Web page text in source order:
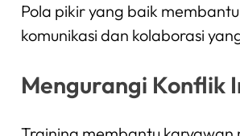
Pola pikir yang baik
komunikasi dan kolaborasi
Mengurangi Konflik